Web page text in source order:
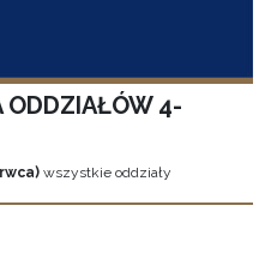
ODDZIAŁÓW 4-
wszystkie oddziały